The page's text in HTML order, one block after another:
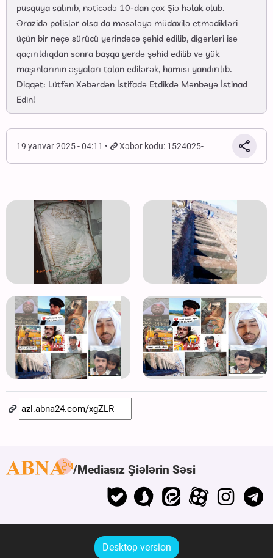
pusquya salınıb, nəticədə 10-dan çox Şiə həlak olub.
Ərazidə polislər olsa da məsələyə müdaxilə etmədikləri
üçün bir neçə sürücü yerindəcə şəhid edilib, digərləri isə
qaçırıldıqdan sonra başqa yerdə şəhid edilib və yük
maşınlarının əşyaları talan edilərək, hamısı yandırılıb.
Diqqət: Lütfən Xəbərdən İstifadə Etdikdə Mənbəyə İstinad
Edin!
19 yanvar 2025 - 04:11 Xəbər kodu: 1524025-
Mediasız Şiələrin Səsi
Desktop version